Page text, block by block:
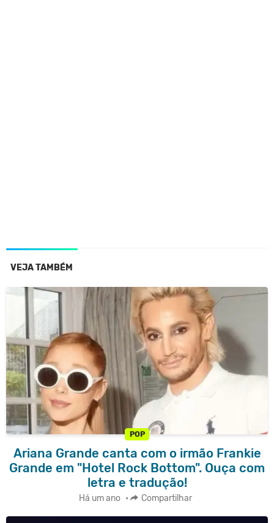
VEJA TAMBÉM
POP
Ariana Grande canta com o irmão Frankie
Grande em "Hotel Rock Bottom". Ouça com
letra e tradução!
Há um ano • Compartilhar